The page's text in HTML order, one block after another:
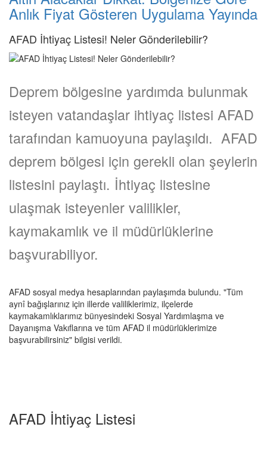
Anlık Fiyat Gösteren Uygulama Yayında
AFAD İhtiyaç Listesi! Neler Gönderilebilir?
Deprem bölgesine yardımda bulunmak
isteyen vatandaşlar ihtiyaç listesi AFAD
tarafından kamuoyuna paylaşıldı. AFAD
deprem bölgesi için gerekli olan şeylerin
listesini paylaştı. İhtiyaç listesine
ulaşmak isteyenler valilikler,
kaymakamlık ve il müdürlüklerine
başvurabiliyor.
AFAD sosyal medya hesaplarından paylaşımda bulundu. "Tüm
aynî bağışlarınız için illerde valiliklerimiz, ilçelerde
kaymakamlıklarımız bünyesindeki Sosyal Yardımlaşma ve
Dayanışma Vakıflarına ve tüm AFAD il müdürlüklerimize
başvurabilirsiniz" bilgisi verildi.
AFAD İhtiyaç Listesi